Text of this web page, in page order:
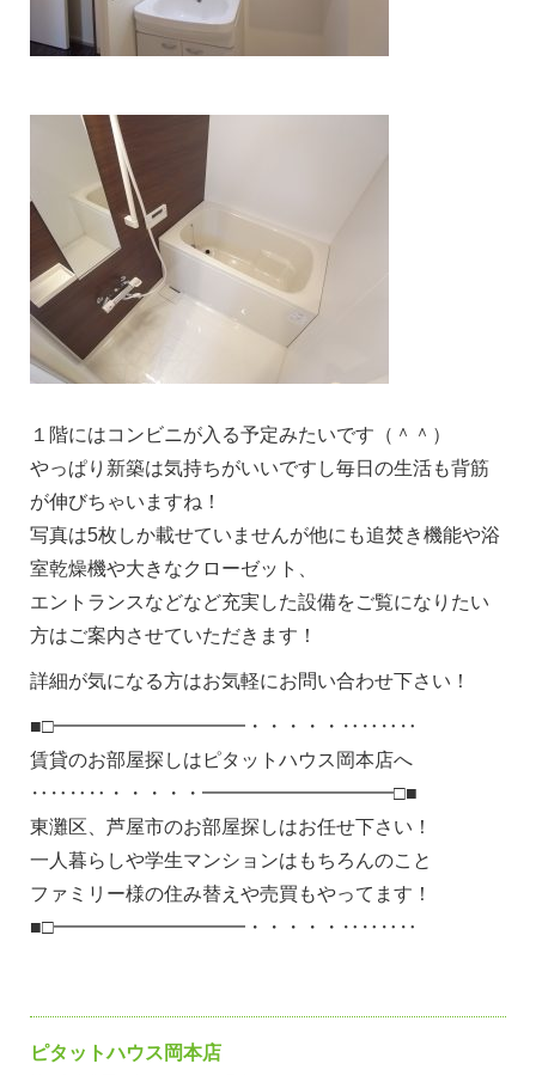
１階にはコンビニが入る予定みたいです（＾＾）
やっぱり新築は気持ちがいいですし毎日の生活も背筋
が伸びちゃいますね！
写真は5枚しか載せていませんが他にも追焚き機能や浴
室乾燥機や大きなクローゼット、
エントランスなどなど充実した設備をご覧になりたい
方はご案内させていただきます！
詳細が気になる方はお気軽にお問い合わせ下さい！
■□━━━━━━━━━━・・・・・‥‥‥‥
賃貸のお部屋探しはピタットハウス岡本店へ
‥‥‥‥・・・・・━━━━━━━━━━□■
東灘区、芦屋市のお部屋探しはお任せ下さい！
一人暮らしや学生マンションはもちろんのこと
ファミリー様の住み替えや売買もやってます！
■□━━━━━━━━━━・・・・・‥‥‥‥
ピタットハウス岡本店